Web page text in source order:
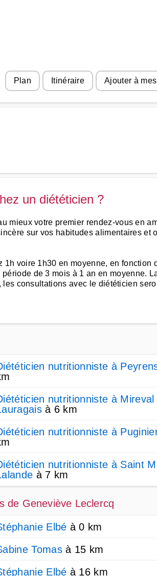
Plan Itinéraire Ajouter à
un diététicien ?
mieux votre premier rendez-vous en
sur vos habitudes alimentaires
voire 1h30 en moyenne, en
de 3 mois à 1 an en moyenne.
consultations avec le diététicien
nutritionniste à
nutritionniste à Mireval
à 6 km
nutritionniste à
nutritionniste à Saint
à 7 km
de Geneviève Leclercq
Elbé à 0 km
Tomasà 15 km
Elbé à 16 km